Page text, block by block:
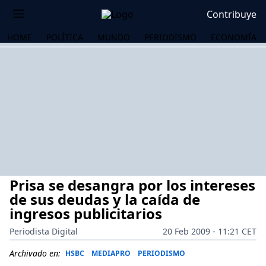
Contribuye
HOME POLÍTICA MUNDO PERIODISMO ECONOMÍA
Prisa se desangra por los intereses
de sus deudas y la caída de
ingresos publicitarios
Periodista Digital
20 Feb 2009 - 11:21 CET
Archivado en: HSBC MEDIAPRO PERIODISMO